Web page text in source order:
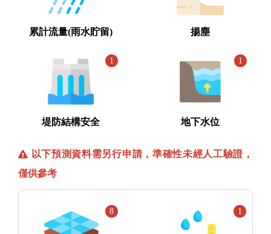
累計流量(雨水貯留) 揚塵
堤防結構安全
1
地下水位
1
以下預測資料需另行申請，準確性未經人工驗證，
僅供參考
8 1